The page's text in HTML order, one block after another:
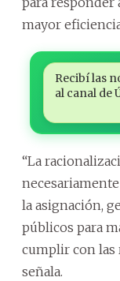
mayor
Recibí las
al canal de
“La
la asignación,
públicos para
cumplir con las
señala.